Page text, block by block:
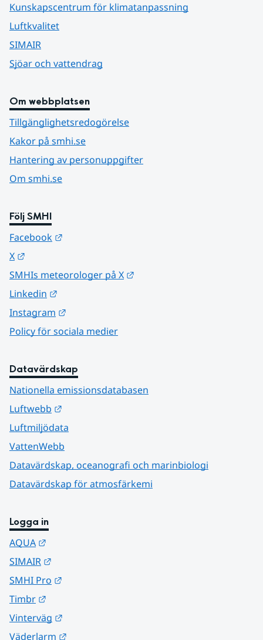
Kunskapscentrum för klimatanpassning
Luftkvalitet
SIMAIR
Sjöar och vattendrag
Om webbplatsen
Tillgänglighetsredogörelse
Kakor på smhi.se
Hantering av personuppgifter
Om smhi.se
Följ SMHI
Facebook
X
SMHIs meteorologer på X
Linkedin
Instagram
Policy för sociala medier
Datavärdskap
Nationella emissionsdatabasen
Luftwebb
Luftmiljödata
VattenWebb
Datavärdskap, oceanografi och marinbiologi
Datavärdskap för atmosfärkemi
Logga in
AQUA
SIMAIR
SMHI Pro
Timbr
Vinterväg
Väderlarm